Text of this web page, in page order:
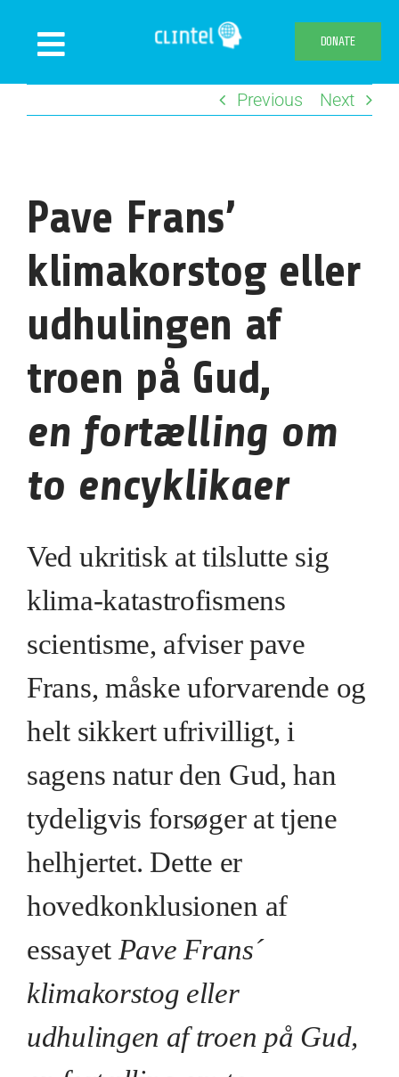
Toggle
Navigation
Declaration
Webshop
About us
DONATE
Previous Next
Pave Frans’
klimakorstog eller
udhulingen af
troen på Gud,
en fortælling om
to encyklikaer
Ved ukritisk at tilslutte sig
klima-katastrofismens
scientisme, afviser pave
Frans, måske uforvarende og
helt sikkert ufrivilligt, i
sagens natur den Gud, han
tydeligvis forsøger at tjene
helhjertet. Dette er
hovedkonklusionen af
essayet Pave Frans´
klimakorstog eller
udhulingen af troen på Gud,